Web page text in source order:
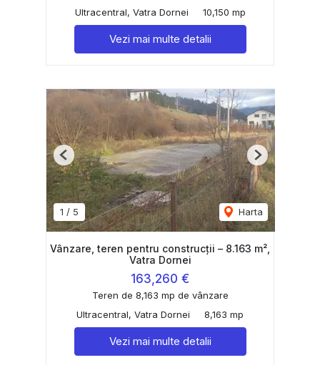
Ultracentral, Vatra Dornei
10,150 mp
Vezi mai multe detalii
1 / 5 Harta
Previous Next
Vânzare, teren pentru construcții – 8.163 m²,
Vatra Dornei
163,260 €
Teren de 8,163 mp de vânzare
Ultracentral, Vatra Dornei
8,163 mp
Vezi mai multe detalii